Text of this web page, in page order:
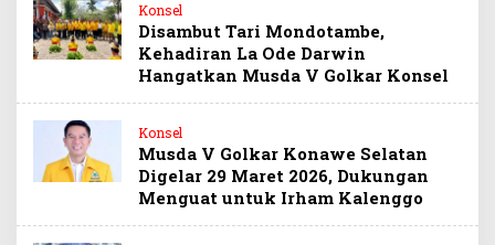
Konsel
Disambut Tari Mondotambe,
Kehadiran La Ode Darwin
Hangatkan Musda V Golkar Konsel
Konsel
Musda V Golkar Konawe Selatan
Digelar 29 Maret 2026, Dukungan
Menguat untuk Irham Kalenggo